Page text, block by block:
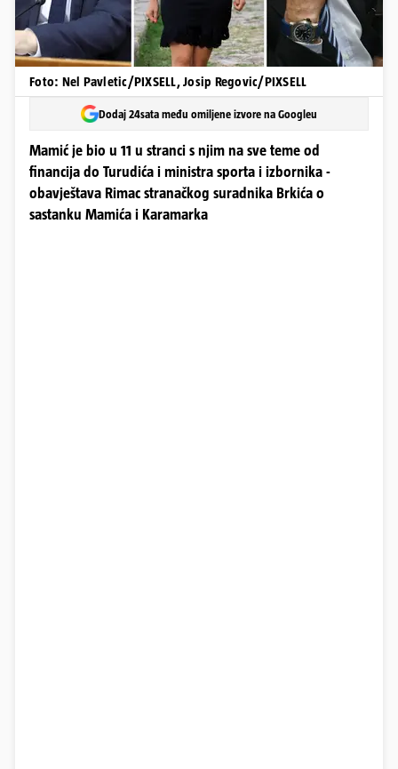
Foto: Nel Pavletic/PIXSELL, Josip Regovic/PIXSELL
Dodaj 24sata među omiljene izvore na Googleu
Mamić je bio u 11 u stranci s njim na sve teme od
financija do Turudića i ministra sporta i izbornika -
obavještava Rimac stranačkog suradnika Brkića o
sastanku Mamića i Karamarka